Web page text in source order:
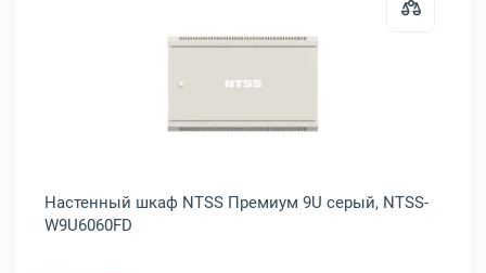
шкаф ЦМО ШРН-Э 15U серый, ШРН-Э-15.350.1
Настенный шкаф NTSS Премиум 9U серый, NTSS-
W9U6060FD